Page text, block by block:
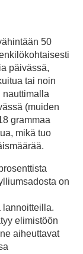
50
päivässä,
tai noin
nauttimalla
(muiden
grammaa
mikä tuo
on
lannoitteilla.
elimistöön
aiheuttavat